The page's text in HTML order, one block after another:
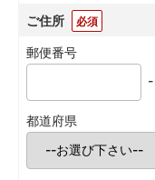
ご住所 必須
郵便番号
-
都道府県